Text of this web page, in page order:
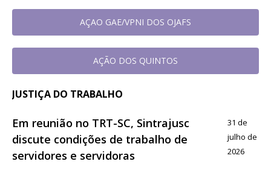
AÇAO GAE/VPNI DOS OJAFS
AÇÃO DOS QUINTOS
JUSTIÇA DO TRABALHO
Em reunião no TRT-SC, Sintrajusc
discute condições de trabalho de
servidores e servidoras
31 de
julho de
2026